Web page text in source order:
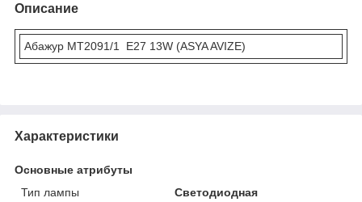
Описание
Абажур MT2091/1 E27 13W (ASYA AVIZE)
Характеристики
Основные атрибуты
Тип лампы
Светодиодная